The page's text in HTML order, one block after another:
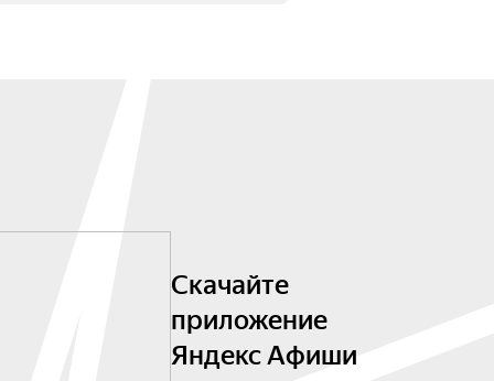
Скачайте
приложение
Яндекс Афиши